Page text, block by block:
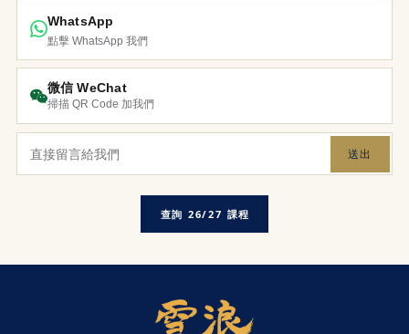
WhatsApp
點擊 WhatsApp 我們
微信 WeChat
掃描 QR Code 加我們
送出
查詢 26/27 課程